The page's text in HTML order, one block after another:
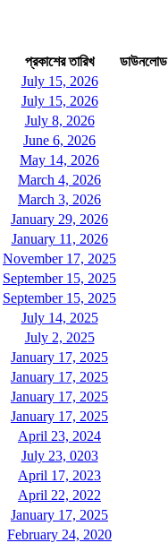
প্রকাশের তারিখ
ডাউনলোড
July 15, 2026
July 15, 2026
July 8, 2026
June 6, 2026
May 14, 2026
March 4, 2026
March 3, 2026
January 29, 2026
January 11, 2026
November 17, 2025
September 15, 2025
September 15, 2025
July 14, 2025
July 2, 2025
January 17, 2025
January 17, 2025
January 17, 2025
January 17, 2025
April 23, 2024
July 23, 0203
April 17, 2023
April 22, 2022
January 17, 2025
February 24, 2020